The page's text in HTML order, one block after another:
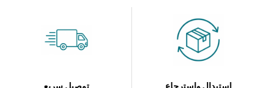
استبدال واسترجاع
توصيل سريع